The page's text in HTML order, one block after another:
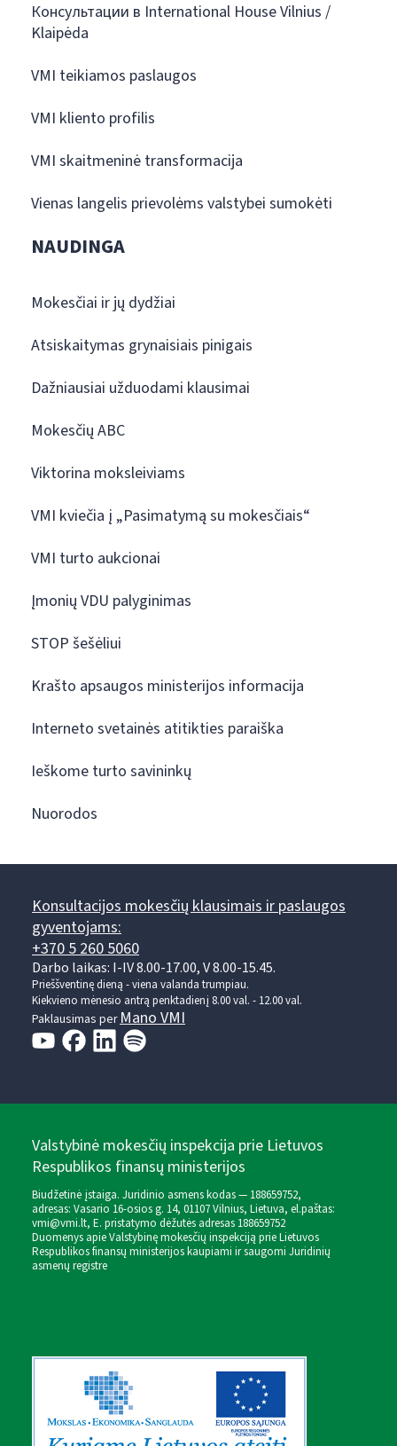
Консультации в International House Vilnius /
Klaipėda
VMI teikiamos paslaugos
VMI kliento profilis
VMI skaitmeninė transformacija
Vienas langelis prievolėms valstybei sumokėti
NAUDINGA
Mokesčiai ir jų dydžiai
Atsiskaitymas grynaisiais pinigais
Dažniausiai užduodami klausimai
Mokesčių ABC
Viktorina moksleiviams
VMI kviečia į „Pasimatymą su mokesčiais“
VMI turto aukcionai
Įmonių VDU palyginimas
STOP šešėliui
Krašto apsaugos ministerijos informacija
Interneto svetainės atitikties paraiška
Ieškome turto savininkų
Nuorodos
Konsultacijos mokesčių klausimais ir paslaugos
gyventojams:
+370 5 260 5060
Darbo laikas: I-IV 8.00-17.00, V 8.00-15.45.
Prieššventinę dieną - viena valanda trumpiau.
Kiekvieno mėnesio antrą penktadienį 8.00 val. - 12.00 val.
Paklausimas perMano VMI
Valstybinė mokesčių inspekcija prie Lietuvos
Respublikos finansų ministerijos
Biudžetinė įstaiga. Juridinio asmens kodas — 188659752,
adresas: Vasario 16-osios g. 14, 01107 Vilnius, Lietuva, el.paštas:
vmi@vmi.lt, E. pristatymo dėžutės adresas 188659752
Duomenys apie Valstybinę mokesčių inspekciją prie Lietuvos
Respublikos finansų ministerijos kaupiami ir saugomi Juridinių
asmenų registre